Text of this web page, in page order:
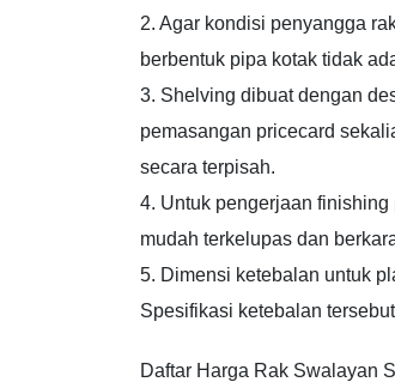
2. Agar kondisi penyangga
berbentuk pipa kotak tidak
3. Shelving dibuat dengan
pemasangan pricecard
secara terpisah.
4. Untuk pengerjaan
mudah terkelupas dan
5. Dimensi ketebalan untuk
Spesifikasi ketebalan
Daftar Harga Rak Swalayan